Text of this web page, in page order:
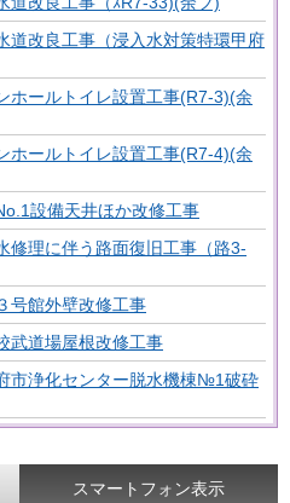
道改良工事（浸入水対策特環甲府
ホールトイレ設置工事(R7-3)(余
ホールトイレ設置工事(R7-4)(余
設備天井ほか改修工事
修理に伴う路面復旧工事（路3-
号館外壁改修工事
武道場屋根改修工事
市浄化センター脱水機棟№1破砕
スマートフォン表示